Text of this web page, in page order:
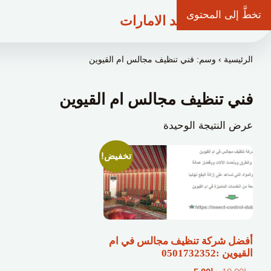
تخطَّ إلى المحتوى
شركة وعد الامارات
الرئيسية › وسم: فني تنظيف مجالس ام القيوين
فني تنظيف مجالس ام القيوين
عرض النتيجة الوحيدة
تخفيض!
أفضل شركة تنظيف مجالس في ام
القيوين :0501732352